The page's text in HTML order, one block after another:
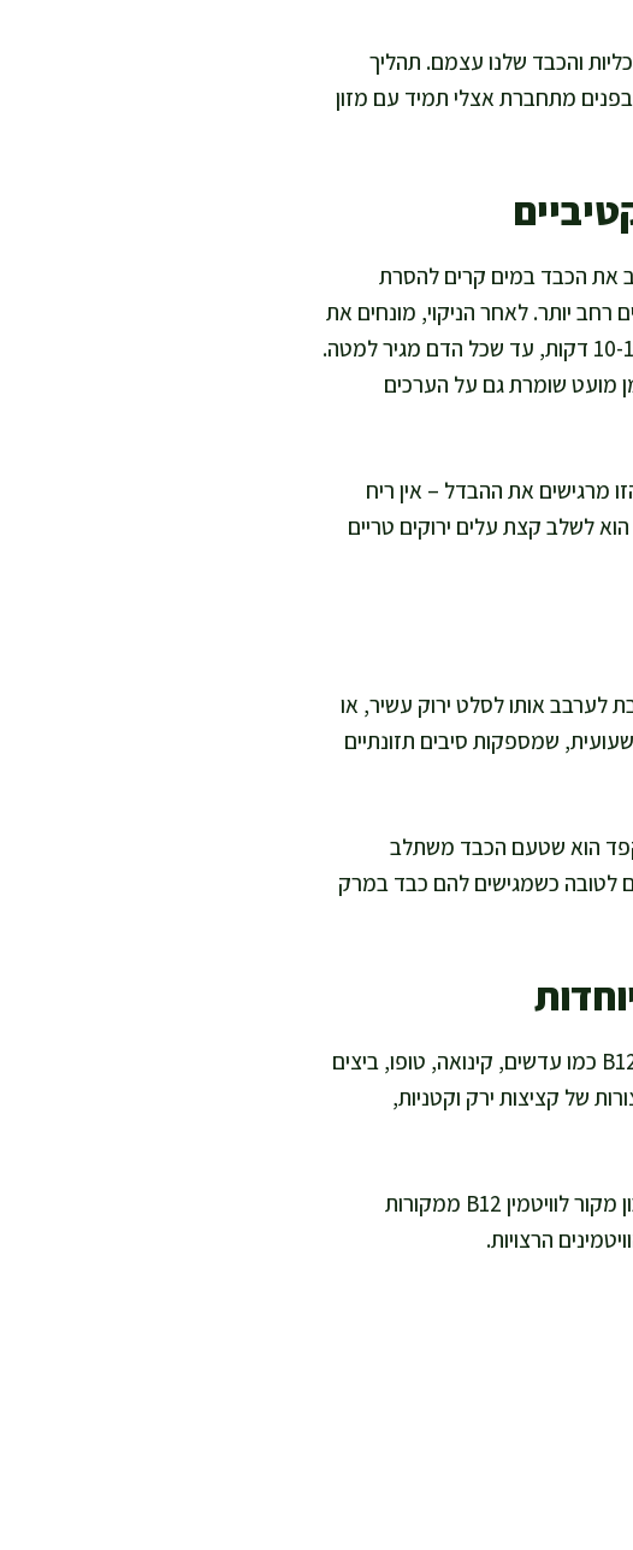
והכבד שלנו עצמם. תהליך
מתחברת אצלי תמיד עם מזון
את הכבד במים קרים להסרת
יותר. לאחר הניקוי, מונחים את
הפרוסות על גבי רשת מעל תבנית ואופים בתנור מחומם (200 מעלות) במשך כ-10-15 דקות, עד שכל הדם מגיר למטה.
מועט שומרת גם על הערכים
מרגישים את ההבדל – אין ריח
לשלב קצת עלים ירוקים טריים
לערבב אותו לסלט ירוק עשיר, או
שמספקות סיבים תזונתיים
הוא שטעם הכבד משתלב
לטובה כשמגישים להם כבד במרק
למי שלא אוהב כבד או מעדיף לצמצם בצריכתו, קיימות חלופות עשירות בברזל ו-B12 כמו עדשים, קינואה, טופו, ביצים
של קציצות ירק וקטניות,
עבור טבעונים, מומלץ לשלב קטניות, אגוזים וזרעים לתוספת ברזל, ולקחת בחשבון מקור לוויטמין B12 ממקורות
הרצויות.